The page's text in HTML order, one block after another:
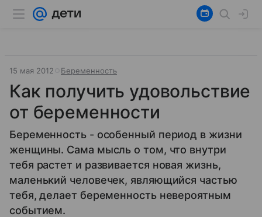
15 мая 2012 Беременность
Как получить удовольствие
от беременности
Беременность - особенный период в жизни
женщины. Сама мысль о том, что внутри
тебя растет и развивается новая жизнь,
маленький человечек, являющийся частью
тебя, делает беременность невероятным
событием.